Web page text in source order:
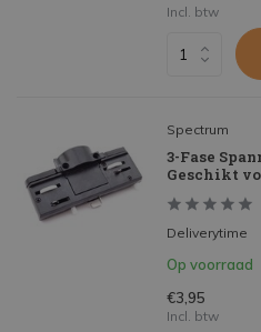
Incl. btw
Spectrum
3-Fase
Geschikt
Deliverytime
Op voorraad
€3,95
Incl. btw